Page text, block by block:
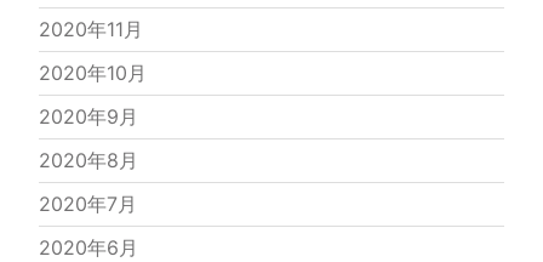
2020年11月
2020年10月
2020年9月
2020年8月
2020年7月
2020年6月